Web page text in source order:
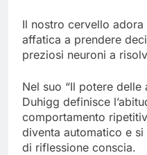
Il nostro cervello
affatica a prendere
preziosi neuroni a
Nel suo “Il potere delle
Duhigg definisce
comportamento
diventa automatico e
di riflessione conscia.